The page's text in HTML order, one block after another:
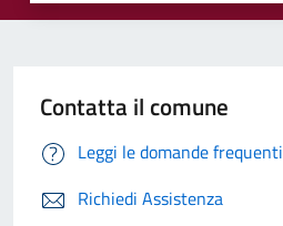
Contatta il comune
Leggi le domande frequenti
Richiedi Assistenza